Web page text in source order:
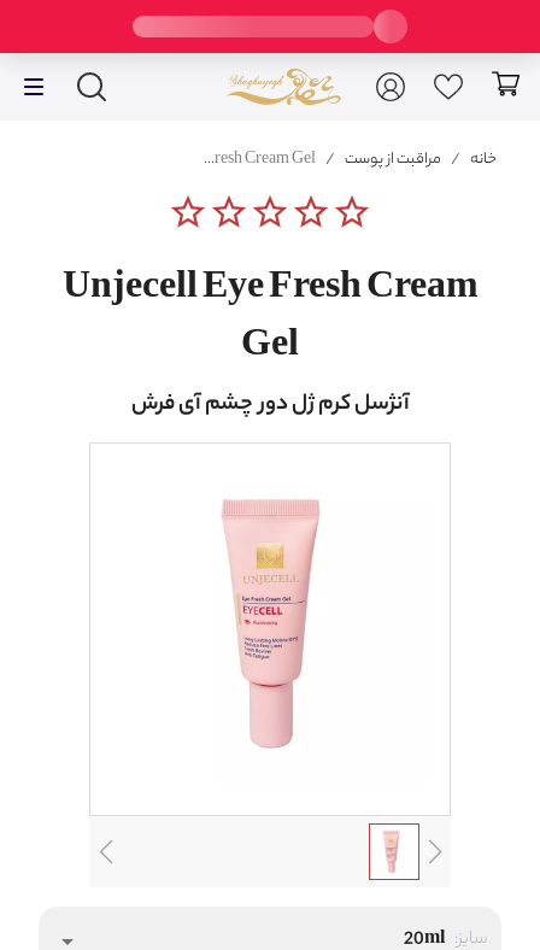
خانه / مراقبت از پوست /
Unjecell Eye Fresh Cream Gel
star_borderstar_borderstar_borderstar_borderstar_border
Unjecell Eye Fresh Cream
Gel
آنژسل کرم ژل دور چشم آی فرش
سایز: 20ml
arrow_drop_down